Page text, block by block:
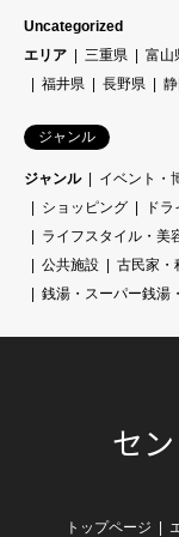
Uncategorized
エリア
三重県 富山
福井県
長野県
ジャンル
ジャンル イベント・
ショッピング
ド
ライフスタイル・美
公共施設
古民家・
銭湯・スーパー銭湯
セ
トップページ